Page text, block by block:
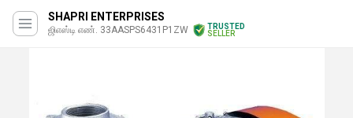
SHAPRI ENTERPRISES
ஜிஎஸ்டி எண். 33AASPS6431P1ZW
TRUSTED
SELLER